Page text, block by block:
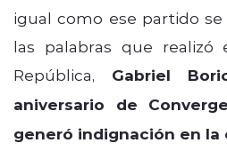
igual como ese partido se
las palabras que realizó
República, Gabriel
aniversario de
generó indignación en la